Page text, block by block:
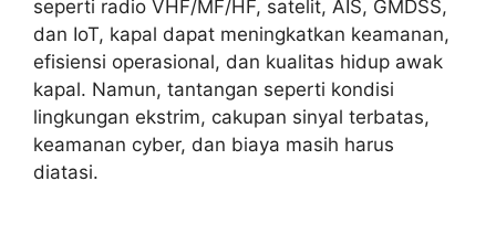
seperti radio VHF/MF/HF, satelit, AIS, GMDSS,
dan IoT, kapal dapat meningkatkan keamanan,
efisiensi operasional, dan kualitas hidup awak
kapal. Namun, tantangan seperti kondisi
lingkungan ekstrim, cakupan sinyal terbatas,
keamanan cyber, dan biaya masih harus
diatasi.